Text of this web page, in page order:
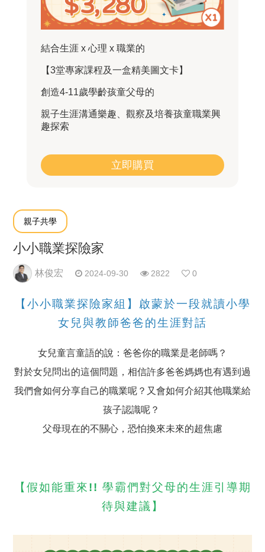
結合生涯 x 心理 x 職業的
【3堂專家課程及一盒精美圖文卡】
創造4-11歲學齡孩童父母的
親子生涯溝通樂趣、觀察及培養孩童職業興
趣探索
立即購買
親子共學
小小職業探險家
林俊宏 2024-09-30 2822 0
【小小職業探險家組】啟蒙於一段就讀小學
女兒與教師爸爸的生涯對話
女兒童言童語的說：爸爸你的職業是老師嗎？
對於女兒問出的這個問題，相信許多爸爸媽媽也有遇到過
我們會如何分享自己的職業呢？又會如何介紹其他職業給
孩子認識呢？
父母現在的不關心，恐怕換來未來的超焦慮
【假如能重來!! 學霸們對父母的生涯引導期
待與建議】